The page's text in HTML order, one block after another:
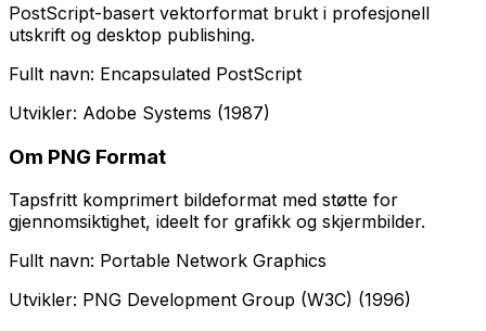
PostScript-basert vektorformat brukt i profesjonell
utskrift og desktop publishing.
Fullt navn: Encapsulated PostScript
Utvikler: Adobe Systems (1987)
Om PNG Format
Tapsfritt komprimert bildeformat med støtte for
gjennomsiktighet, ideelt for grafikk og skjermbilder.
Fullt navn: Portable Network Graphics
Utvikler: PNG Development Group (W3C) (1996)